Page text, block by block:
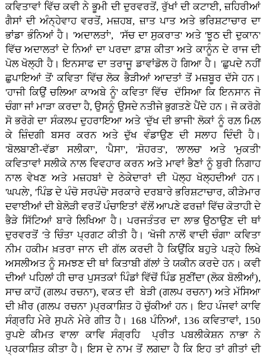
ਕਵਿਤਾਵਾਂ ਵਿੱਚ ਕਵੀ ਨੇ ਭੂਮੀ ਦੀ ਦੁਰਵਰਤੋਂ, ਰੁੱਖਾਂ ਦੀ ਕਟਾਈ, ਜ਼ਹਿਰੀਆਂ
ਗੈਸਾਂ ਦੀ ਅੰਨ੍ਹੇਵਾਹ ਵਰਤੋਂ, ਮਜ਼ਹਬ, ਜ਼ਾਤ ਪਾਤ ਅਤੇ ਭਰਿਸ਼ਟਾਚਾਰ ਦਾ
ਭਾਂਡਾ ਭੰਨਿਆਂ ਹੈ। 'ਅਦਾਲਤਾਂ', 'ਸੱਚ ਦਾ ਸੁਕਰਾਤ' ਅਤੇ 'ਝੂਠ ਦੀ ਦੁਕਾਨ'
ਵਿੱਚ ਅਦਾਲਤਾਂ ਦੇ ਨਿਆਂ ਦਾ ਪਰਦਾ ਫ਼ਾਸ਼ ਕੀਤਾ ਅਤੇ ਕਾਨੂੰਨ ਦੇ ਰਾਜ ਦੀ
ਪੋਲ ਖੋਲ੍ਹੀ ਹੈ। ਇਨਸਾਫ ਦਾ ਤਰਾਜੂ ਡਾਵਾਂਡੋਲ ਹੋ ਗਿਆ ਹੈ। 'ਛੁਪਦੇ ਨਹੀਂ
ਛੁਪਾਇਆਂ ਤੋਂ' ਕਵਿਤਾ ਵਿੱਚ ਲੋਕ ਭੈੜੀਆਂ ਆਦਤਾਂ ਤੋਂ ਮਜ਼ਬੂਰ ਦੱਸੇ ਹਨ।
'ਹਾਜੀ ਕਿਉਂ ਚਲਿਆ ਕਾਅਬੇ ਨੂੰ' ਕਵਿਤਾ ਵਿੱਚ ਦੱਸਿਆ ਕਿ ਇਨਸਾਨ ਜੋ
ਚੰਗਾ ਜਾਂ ਮਾੜਾ ਕਰਦਾ ਹੈ, ਉਸਨੂੰ ਉਸਦੇ ਨਤੀਜੇ ਭੁਗਤਣੇ ਪੈਂਦੇ ਹਨ। ਜੋ ਕਰੋਗੇ
ਸੋ ਭਰੋਗੇ ਦਾ ਸੰਕਲਪ ਦੁਹਰਾਇਆ ਅਤੇ 'ਦੁੱਖ ਦੀ ਭਾਜੀ' ਲੋਕਾਂ ਨੂੰ ਰਲ਼ ਮਿਲ਼
ਕੇ ਜ਼ਿੰਦਗੀ ਬਸਰ ਕਰਨ ਅਤੇ ਦੁੱਖ ਵੰਡਾਉਣ ਦੀ ਸਲਾਹ ਦਿੰਦੀ ਹੈ।
'ਬੋਲਬਾਣੀ-ਵੱਡਾ ਸਲੀਕਾ', 'ਪੈਸਾ', 'ਸ਼ੋਹਰਤ', 'ਲਾਲਚ' ਅਤੇ 'ਮੁਕਤੀ'
ਕਵਿਤਾਵਾਂ ਸਲੀਕੇ ਨਾਲ ਵਿਵਹਾਰ ਕਰਨ ਅਤੇ ਮਾਵਾਂ ਭੈਣਾਂ ਨੂੰ ਬੁਰੀ ਨਿਗਾਹ
ਨਾਲ ਵੇਖਣ ਅਤੇ ਮਜ਼ਹਬਾਂ ਦੇ ਠੇਕੇਦਾਰਾਂ ਦੀ ਪੋਲ੍ਹ ਖੋਲ੍ਹਦੀਆਂ ਹਨ।
'ਘਪਲੇ', 'ਪਿੰਡ ਦੇ ਪੰਚੋ ਸਰਪੰਚੋ' ਸਰਕਾਰੇ ਦਰਬਾਰੇ ਭਰਿਸ਼ਟਾਚਾਰ, ਕੀੜੇਮਾਰ
ਦਵਾਈਆਂ ਦੀ ਬੇਲੋੜੀ ਵਰਤੋਂ ਪੰਚਾਇਤਾਂ ਵੱਲੋਂ ਆਪਣੇ ਫਰਜ਼ਾਂ ਵਿੱਚ ਕੋਤਾਹੀ ਦੇ
ਭੈੜੇ ਸਿੱਟਿਆਂ ਬਾਰੇ ਲਿਖਿਆ ਹੈ। ਪਰਜਤੰਤਰ ਦਾ ਲਾਭ ਉਠਾਉਣ ਦੀ ਥਾਂ
ਦੁਰਵਰਤੋਂ 'ਤੇ ਚਿੰਤਾ ਪ੍ਰਗਟ ਕੀਤੀ ਹੈ। 'ਖੋਜੀ ਨਾਲੋਂ ਵਾਦੀ ਚੰਗਾ' ਕਵਿਤਾ
ਨੀਮ ਹਕੀਮ ਖ਼ਤਰਾ ਜਾਨ ਦੀ ਗੱਲ ਕਰਦੀ ਹੈ ਕਿਉਂਕਿ ਬਹੁਤੇ ਪੜ੍ਹੇ ਲਿਖੇ
ਅਸਲੀਅਤ ਨੂੰ ਸਮਝਣ ਦੀ ਥਾਂ ਕਿਤਾਬੀ ਗੱਲਾਂ ਤੇ ਯਕੀਨ ਕਰਦੇ ਹਨ। ਕਵੀ
ਦੀਆਂ ਪਹਿਲਾਂ ਹੀ ਚਾਰ ਪੁਸਤਕਾਂ ਪਿੰਡਾਂ ਵਿੱਚੋਂ ਪਿੰਡ ਸੁਣੀਂਦਾ (ਲੋਕ ਬੋਲੀਆਂ),
ਸਾਚ ਕਾਹੋਂ (ਗਲਪ ਰਚਨਾ), ਵਕਤ ਦੀ ਬੇੜੀ (ਗਲਪ ਰਚਨਾ) ਅਤੇ ਮੱਸਿਆ
ਦੀ ਖ਼ੀਰ (ਗਲਪ ਰਚਨਾ )ਪ੍ਰਕਾਸ਼ਿਤ ਹੋ ਚੁੱਕੀਆਂ ਹਨ। ਇਹ ਪੰਜਵਾਂ ਕਾਵਿ
ਸੰਗ੍ਰਹਿ ਮੇਰੇ ਸੁਪਨੇ ਮੇਰੇ ਗੀਤ ਹੈ। 168 ਪੰਨਿਆਂ, 136 ਕਵਿਤਾਵਾਂ, 150
ਰੁਪਏ ਕੀਮਤ ਵਾਲਾ ਕਾਵਿ ਸੰਗ੍ਰਹਿ ਪ੍ਰੀਤ ਪਬਲੀਕੇਸ਼ਨ ਨਾਭਾ ਨੇ
ਪ੍ਰਕਾਸ਼ਿਤ ਕੀਤਾ ਹੈ। ਇਸ ਦੇ ਨਾਮ ਤੋਂ ਲਗਦਾ ਹੈ ਕਿ ਇਹ ਤਾਂ ਗੀਤਾਂ ਦੀ